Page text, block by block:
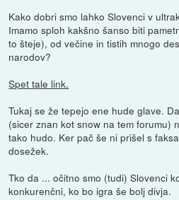
Kako dobri smo lahko Slovenci v
Imamo sploh kakšno šanso biti
to šteje), od večine in tistih mnogo
narodov?
Spet tale link.
Tukaj se že tepejo ene hude glave.
(sicer znan kot snow na tem forumu)
tako hudo. Ker pač še ni prišel s
dosežek.
Tko da ... očitno smo (tudi) Slovenci
konkurenčni, ko bo igra še bolj divja.